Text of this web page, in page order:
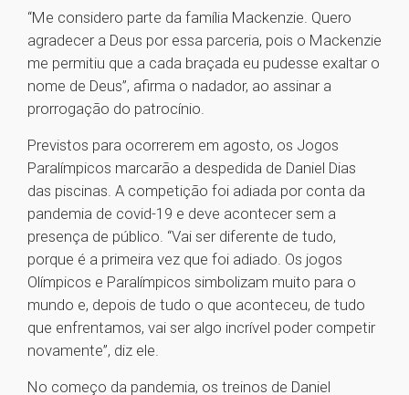
“Me considero parte da família Mackenzie. Quero
agradecer a Deus por essa parceria, pois o Mackenzie
me permitiu que a cada braçada eu pudesse exaltar o
nome de Deus”, afirma o nadador, ao assinar a
prorrogação do patrocínio.
Previstos para ocorrerem em agosto, os Jogos
Paralímpicos marcarão a despedida de Daniel Dias
das piscinas. A competição foi adiada por conta da
pandemia de covid-19 e deve acontecer sem a
presença de público. “Vai ser diferente de tudo,
porque é a primeira vez que foi adiado. Os jogos
Olímpicos e Paralímpicos simbolizam muito para o
mundo e, depois de tudo o que aconteceu, de tudo
que enfrentamos, vai ser algo incrível poder competir
novamente”, diz ele.
No começo da pandemia, os treinos de Daniel